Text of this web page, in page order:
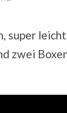
super
zwei